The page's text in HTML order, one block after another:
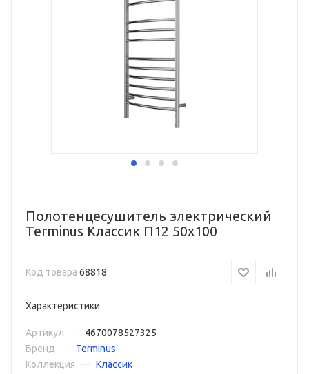
Полотенцесушитель электрический
Terminus Классик П12 50х100
Код товара 68818
Характеристики
Артикул
4670078527325
Бренд
Terminus
Коллекция
Классик